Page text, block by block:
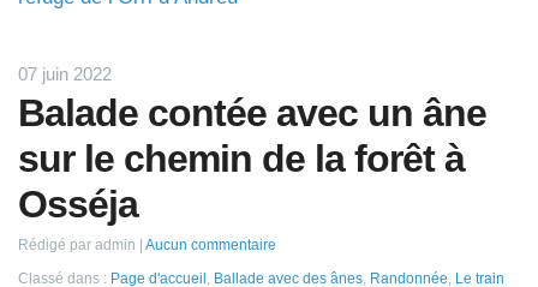
07 juin 2022
Balade contée avec un âne
sur le chemin de la forêt à
Osséja
Rédigé par admin Aucun commentaire
Classé dans : Page d'accueil Ballade avec des ânes Randonnée Le train